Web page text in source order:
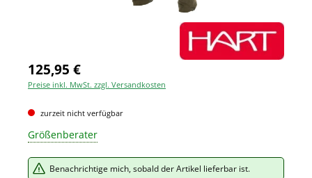
125,95 €
Preise inkl. MwSt. zzgl. Versandkosten
zurzeit nicht verfügbar
Größenberater
Benachrichtige mich, sobald der Artikel lieferbar ist.